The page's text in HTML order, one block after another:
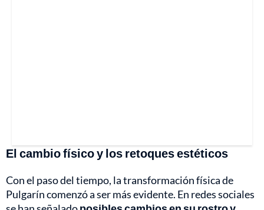
El cambio físico y los retoques estéticos
Con el paso del tiempo, la transformación física de
Pulgarín comenzó a ser más evidente. En redes sociales